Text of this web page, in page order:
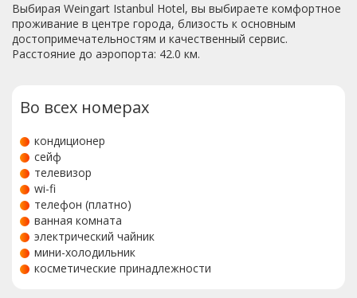
Выбирая Weingart Istanbul Hotel, вы выбираете комфортное
проживание в центре города, близость к основным
достопримечательностям и качественный сервис.
Расстояние до аэропорта: 42.0 км.
Во всех номерах
кондиционер
сейф
телевизор
wi-fi
телефон (платно)
ванная комната
электрический чайник
мини-холодильник
косметические принадлежности